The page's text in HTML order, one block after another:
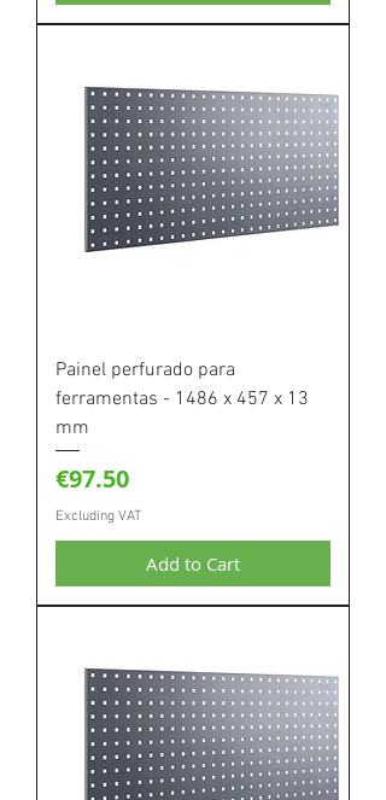
Painel perfurado para
ferramentas - 1486 x 457 x 13
mm
Price
€97.50
Excluding VAT
Add to Cart